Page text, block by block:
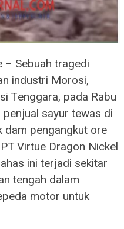
– Sebuah tragedi
industri Morosi,
Tenggara, pada Rabu
sayur tewas di
pengangkut ore
Virtue Dragon Nickel
ini terjadi sekitar
tengah dalam
motor untuk